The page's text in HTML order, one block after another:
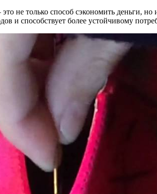
не только способ сэкономить деньги,
и способствует более устойчивому